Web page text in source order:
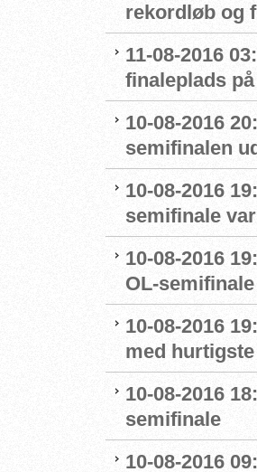
rekordløb og
11-08-2016
finaleplads
10-08-2016
semifinalen
10-08-2016
semifinale
10-08-2016
OL-
10-08-2016
med
10-08-2016
semifinale
10-08-2016